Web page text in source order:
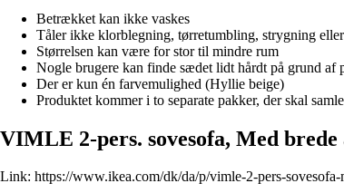
Betrækket kan ikke vaskes
Tåler ikke klorblegning, tørretumbling, strygning
Størrelsen kan være for stor til mindre rum
Nogle brugere kan finde sædet lidt hårdt på grund af
Der er kun én farvemulighed (Hyllie beige)
Produktet kommer i to separate pakker, der skal
VIMLE 2-pers. sovesofa, Med
Link: https://www.ikea.com/dk/da/p/vimle-2-pers-